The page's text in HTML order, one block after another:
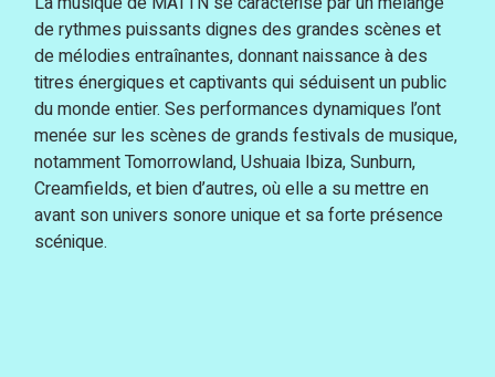
de rythmes puissants dignes des grandes scènes et
de mélodies entraînantes, donnant naissance à des
titres énergiques et captivants qui séduisent un public
du monde entier. Ses performances dynamiques l’ont
menée sur les scènes de grands festivals de musique,
notamment Tomorrowland, Ushuaia Ibiza, Sunburn,
Creamfields, et bien d’autres, où elle a su mettre en
avant son univers sonore unique et sa forte présence
scénique.